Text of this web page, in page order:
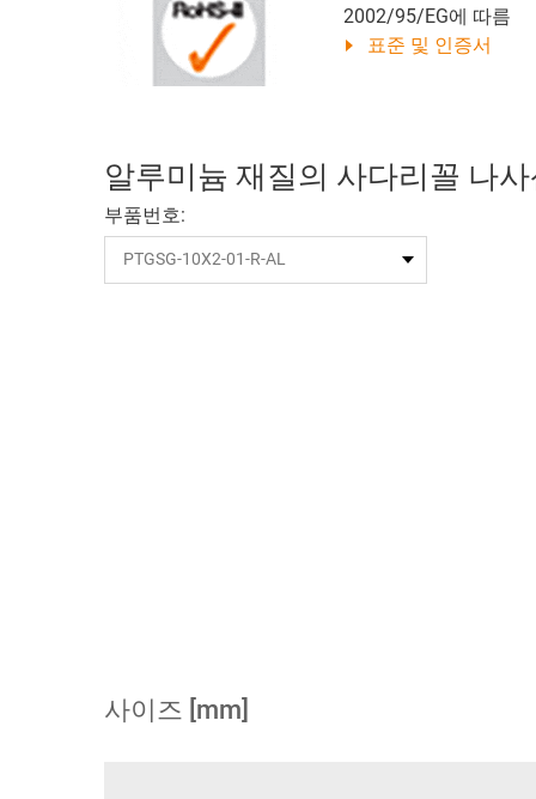
2002/95/EG에 따름
표준 및 인증서
알루미늄 재질의 사다리꼴 나
부품번호:
사이즈 [mm]